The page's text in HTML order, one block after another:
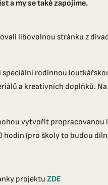
a my se také zapojíme.
libovolnou stránku z
rodinnou
a kreativních doplňků.
vytvořit
(pro školy to budou
projektu ZDE